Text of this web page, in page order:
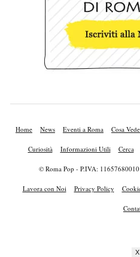
Home News Eventi a Roma Cosa
Curiosità Informazioni Utili Cerca
© Roma Pop - P.IVA:
Lavora con Noi Privacy Policy
X